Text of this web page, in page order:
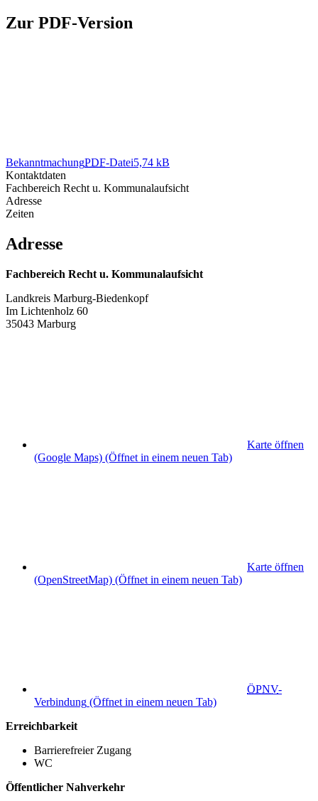
Zur PDF-Version
BekanntmachungPDF-Datei5,74 kB
Kontaktdaten
Fachbereich Recht u. Kommunalaufsicht
Adresse
Zeiten
Adresse
Fachbereich Recht u. Kommunalaufsicht
Landkreis Marburg-Biedenkopf
Im Lichtenholz 60
35043 Marburg
Karte öffnen
(Google Maps) (Öffnet in einem neuen Tab)
Karte öffnen
(OpenStreetMap) (Öffnet in einem neuen Tab)
ÖPNV-
Verbindung (Öffnet in einem neuen Tab)
Erreichbarkeit
Barrierefreier Zugang
WC
Öffentlicher Nahverkehr